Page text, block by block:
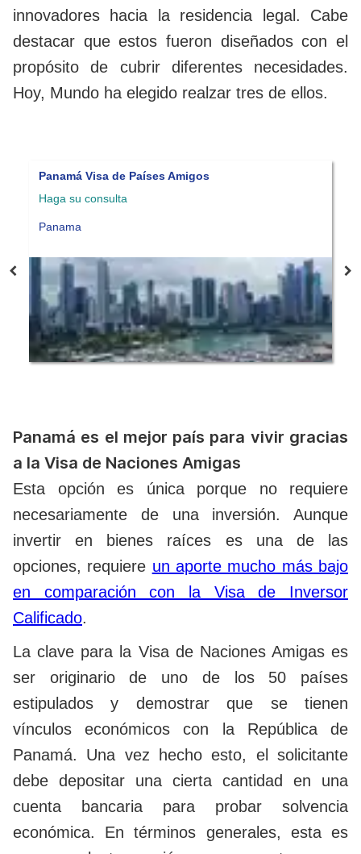
innovadores hacia la residencia legal. Cabe
destacar que estos fueron diseñados con el
propósito de cubrir diferentes necesidades.
Hoy, Mundo ha elegido realzar tres de ellos.
Panamá Visa de Reforestación
Haga su consulta
Panama
Panamá es el mejor país para vivir gracias
a la Visa de Naciones Amigas
Esta opción es única porque no requiere
necesariamente de una inversión. Aunque
invertir en bienes raíces es una de las
opciones, requiere un aporte mucho más bajo
en comparación con la Visa de Inversor
Calificado.
La clave para la Visa de Naciones Amigas es
ser originario de uno de los 50 países
estipulados y demostrar que se tienen
vínculos económicos con la República de
Panamá. Una vez hecho esto, el solicitante
debe depositar una cierta cantidad en una
cuenta bancaria para probar solvencia
económica. En términos generales, esta es